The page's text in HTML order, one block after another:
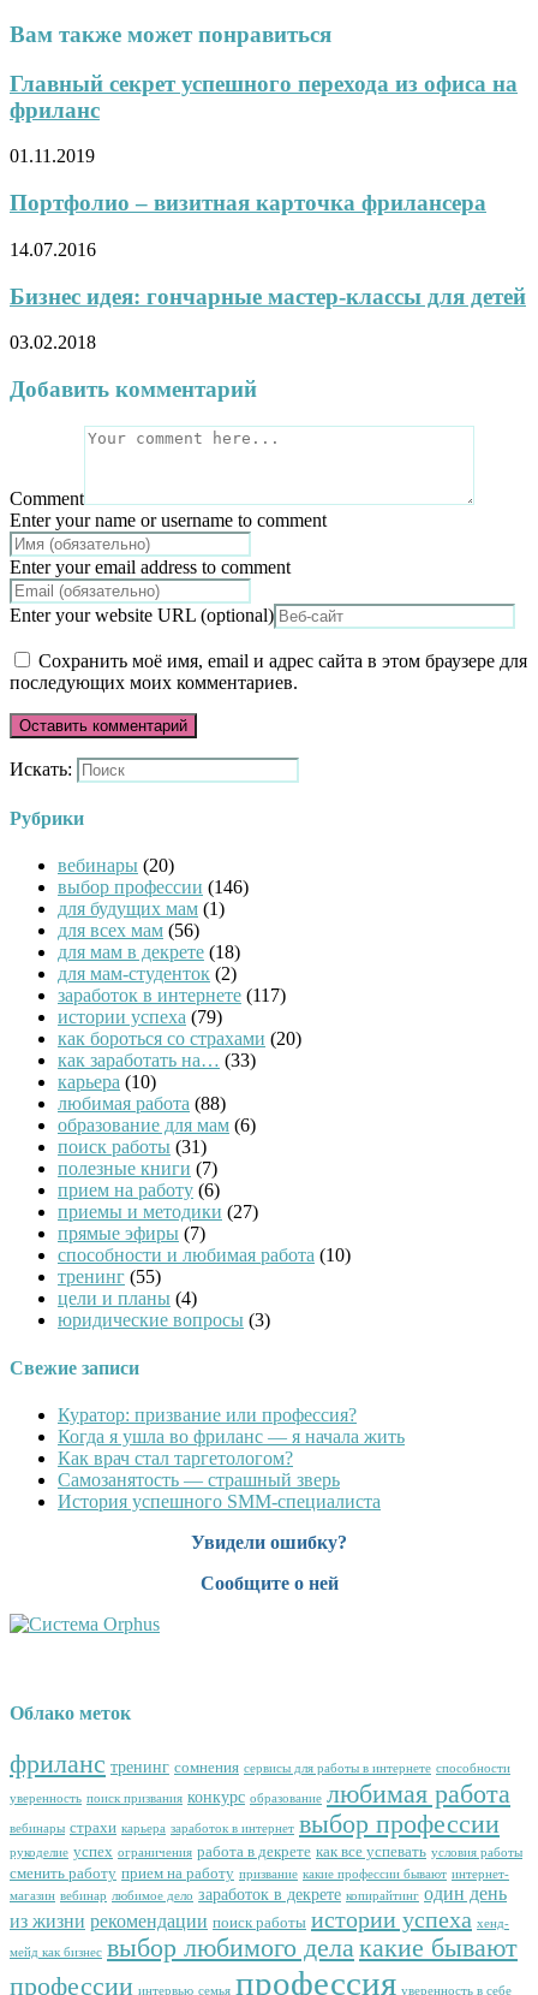
Вам также может понравиться
Главный секрет успешного перехода из офиса на
фриланс
01.11.2019
Портфолио – визитная карточка фрилансера
14.07.2016
Бизнес идея: гончарные мастер-классы для детей
03.02.2018
Добавить комментарий
Comment
Enter your name or username to comment
Enter your email address to comment
Enter your website URL (optional)
Сохранить моё имя, email и адрес сайта в этом браузере для
последующих моих комментариев.
Искать:
Рубрики
вебинары (20)
выбор профессии (146)
для будущих мам (1)
для всех мам (56)
для мам в декрете (18)
для мам-студенток (2)
заработок в интернете (117)
истории успеха (79)
как бороться со страхами (20)
как заработать на… (33)
карьера (10)
любимая работа (88)
образование для мам (6)
поиск работы (31)
полезные книги (7)
прием на работу (6)
приемы и методики (27)
прямые эфиры (7)
способности и любимая работа (10)
тренинг (55)
цели и планы (4)
юридические вопросы (3)
Свежие записи
Куратор: призвание или профессия?
Когда я ушла во фриланс — я начала жить
Как врач стал таргетологом?
Cамозанятость — страшный зверь
История успешного SMM-специалиста
Увидели ошибку?
Сообщите о ней
Облако меток
фриланс тренинг сомнения сервисы для работы в интернете способности
уверенность поиск призвания конкурс образование любимая работа
вебинары страхи карьера заработок в интернет выбор профессии
рукоделие успех ограничения работа в декрете как все успевать условия работы
сменить работу прием на работу призвание какие профессии бывают интернет-
магазин вебинар любимое дело заработок в декрете копирайтинг один день
из жизни рекомендации поиск работы истории успеха хенд-
мейд как бизнес выбор любимого делакакие бывают
профессии интервью семья профессия уверенность в себе